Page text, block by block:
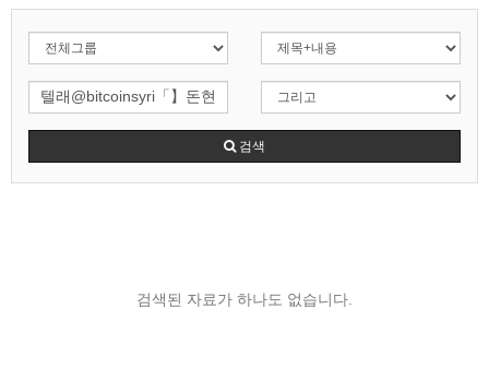
검색
검색된 자료가 하나도 없습니다.